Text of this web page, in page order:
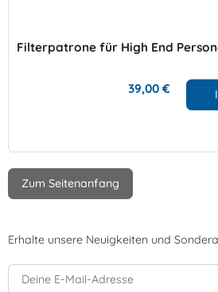
Filterpatrone für High End
39,00 €
Zum Seitenanfang
Erhalte unsere Neuigkeiten und